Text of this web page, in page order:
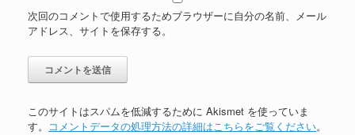
次回のコメントで使用するためブラウザーに自分の名前、メール
アドレス、サイトを保存する。
このサイトはスパムを低減するために Akismet を使っていま
す。 コメントデータの処理方法の詳細はこちらをご覧ください。